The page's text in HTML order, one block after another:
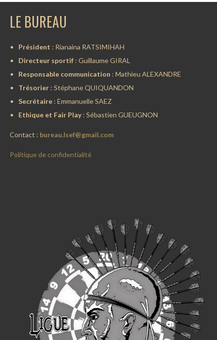
LE BUREAU
Président : Rianaina RATSIMIHAH
Directeur sportif: Guillaume GIRAL
Responsable communication : Mathieu ALEXANDRE
Trésorier : Stéphane QUIQUANDON
Secrétaire: Emmanuelle SAEZ
Ethique et Fair Play: Sébastien GUEUGNON
Contact : bureau.lsef@gmail.com
Politique de confidentialité